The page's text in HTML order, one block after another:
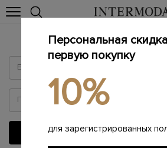
Войти
ВОЙТИ
Персональная
первую покупку
10%
для зарегистрированных